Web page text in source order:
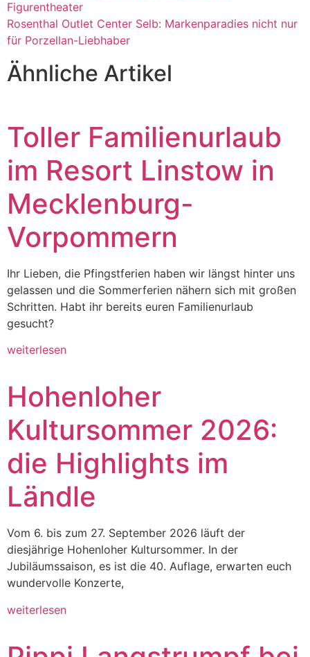
Figurentheater
Rosenthal Outlet Center Selb: Markenparadies nicht nur
für Porzellan-Liebhaber
Ähnliche Artikel
Toller Familienurlaub
im Resort Linstow in
Mecklenburg-
Vorpommern
Ihr Lieben, die Pfingstferien haben wir längst hinter uns
gelassen und die Sommerferien nähern sich mit großen
Schritten. Habt ihr bereits euren Familienurlaub
gesucht?
weiterlesen
Hohenloher
Kultursommer 2026:
die Highlights im
Ländle
Vom 6. bis zum 27. September 2026 läuft der
diesjährige Hohenloher Kultursommer. In der
Jubiläumssaison, es ist die 40. Auflage, erwarten euch
wundervolle Konzerte,
weiterlesen